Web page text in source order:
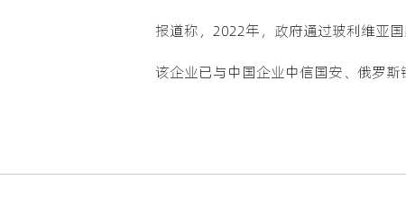
报道称，2022年，政府通过玻利维亚
该企业已与中国企业中信国安、俄罗